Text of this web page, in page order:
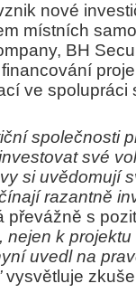
nové
místních
BH
ve spolupráci
společnosti
své
si uvědomují
razantně
převážně s
nejen k
uvedl na
vysvětluje